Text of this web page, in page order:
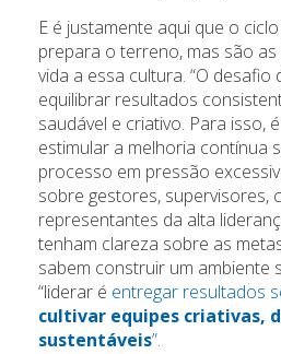
E é justamente aqui que o
prepara o terreno, mas são as
vida a essa cultura. “O
equilibrar resultados
saudável e criativo. Para isso,
estimular a melhoria contínua
processo em pressão
sobre gestores, supervisores,
representantes da alta
tenham clareza sobre as
sabem construir um ambiente
“liderar é entregar resultados
cultivar equipes criativas,
sustentáveis”.